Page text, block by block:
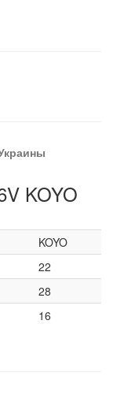
KOYO
KOYO
22
28
16